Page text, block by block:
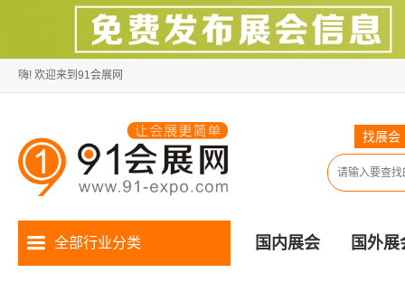
嗨! 欢迎来到91会展网
找展会
全部行业分类 国内展会 国外展